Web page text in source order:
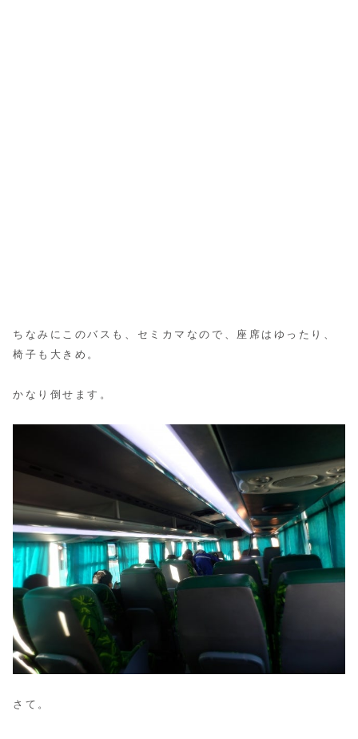
ちなみにこのバスも、セミカマなので、座席はゆったり、
椅子も大きめ。
かなり倒せます。
さて。